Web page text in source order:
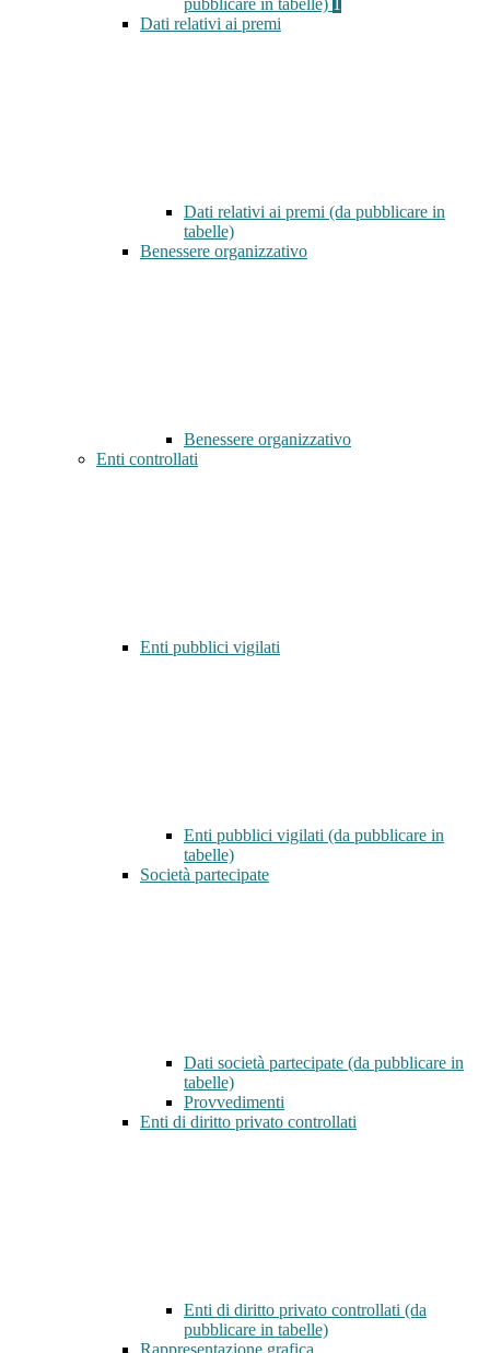
pubblicare in tabelle)
Dati relativi ai premi
Dati relativi ai premi (da pubblicare in
tabelle)
Benessere organizzativo
Benessere organizzativo
Enti controllati
Enti pubblici vigilati
Enti pubblici vigilati (da pubblicare in
tabelle)
Società partecipate
Dati società partecipate (da pubblicare in
tabelle)
Provvedimenti
Enti di diritto privato controllati
Enti di diritto privato controllati (da
pubblicare in tabelle)